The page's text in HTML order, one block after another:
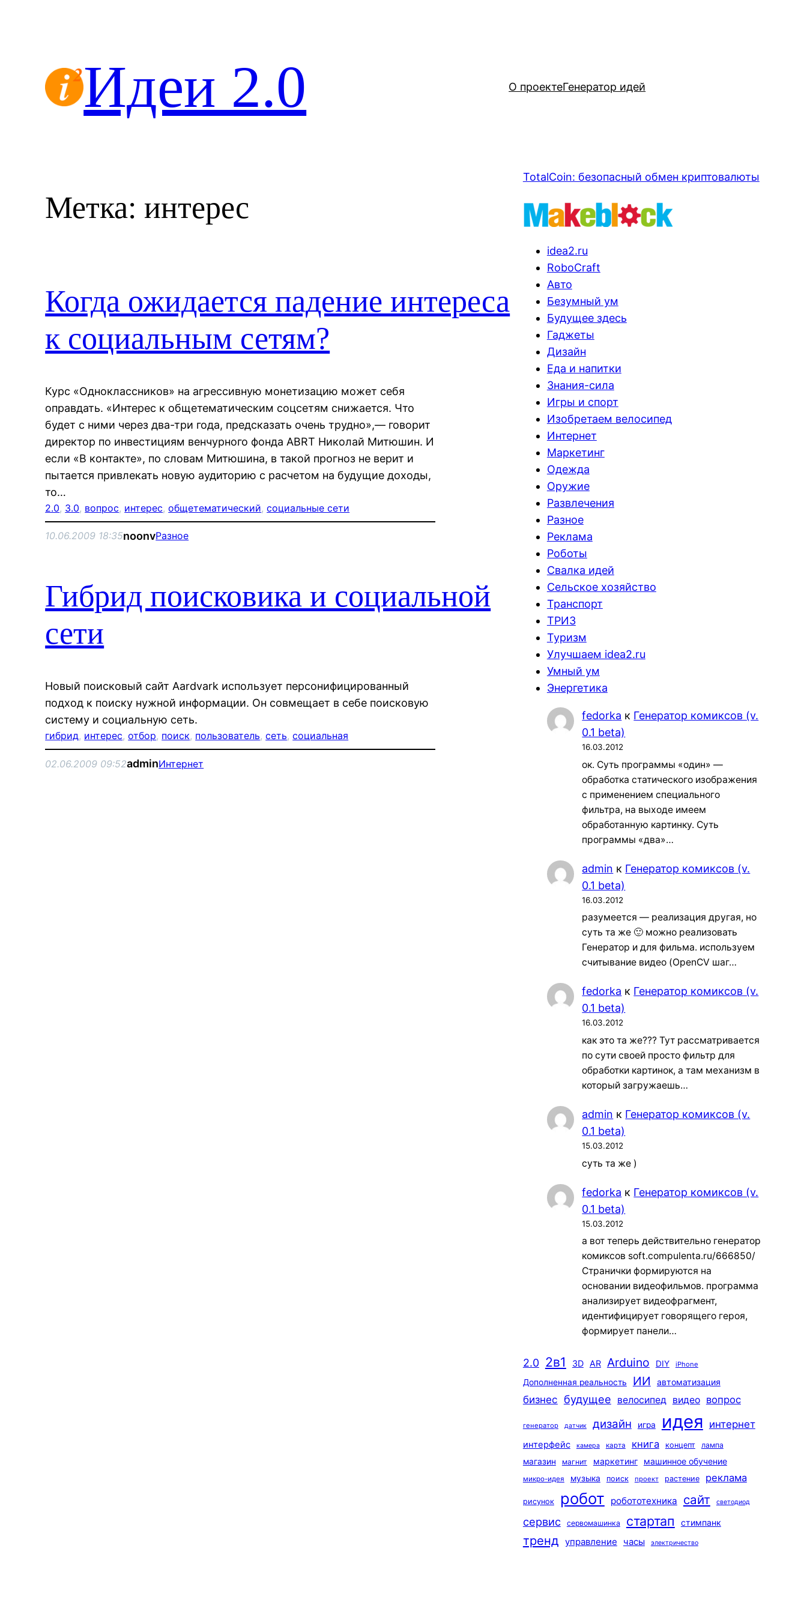
Идеи 2.0 О проектеГенератор идей
Метка: интерес
Когда ожидается падение интереса
к социальным сетям?
Курс «Одноклассников» на агрессивную монетизацию может себя
оправдать. «Интерес к общетематическим соцсетям снижается. Что
будет с ними через два-три года, предсказать очень трудно»,— говорит
директор по инвестициям венчурного фонда ABRT Николай Митюшин. И
если «В контакте», по словам Митюшина, в такой прогноз не верит и
пытается привлекать новую аудиторию с расчетом на будущие доходы,
то…
2.0, 3.0, вопрос, интерес, общетематический, социальные сети
10.06.2009 18:35noonvРазное
Гибрид поисковика и социальной
сети
Новый поисковый сайт Aardvark использует персонифицированный
подход к поиску нужной информации. Он совмещает в себе поисковую
систему и социальную сеть.
гибрид, интерес, отбор, поиск, пользователь, сеть, социальная
02.06.2009 09:52adminИнтернет
TotalCoin: безопасный обмен криптовалюты
idea2.ru
RoboCraft
Авто
Безумный ум
Будущее здесь
Гаджеты
Дизайн
Еда и напитки
Знания-сила
Игры и спорт
Изобретаем велосипед
Интернет
Маркетинг
Одежда
Оружие
Развлечения
Разное
Реклама
Роботы
Свалка идей
Сельское хозяйство
Транспорт
ТРИЗ
Туризм
Улучшаем idea2.ru
Умный ум
Энергетика
fedorka к Генератор комиксов (v.
0.1 beta)
16.03.2012
ок. Суть программы «один» —
обработка статического изображения
с применением специального
фильтра, на выходе имеем
обработанную картинку. Суть
программы «два»…
admin к Генератор комиксов (v.
0.1 beta)
16.03.2012
разумеется — реализация другая, но
суть та же 🙂 можно реализовать
Генератор и для фильма. используем
считывание видео (OpenCV шаг…
fedorka к Генератор комиксов (v.
0.1 beta)
16.03.2012
как это та же??? Тут рассматривается
по сути своей просто фильтр для
обработки картинок, а там механизм в
который загружаешь…
admin к Генератор комиксов (v.
0.1 beta)
15.03.2012
суть та же )
fedorka к Генератор комиксов (v.
0.1 beta)
15.03.2012
а вот теперь действительно генератор
комиксов soft.compulenta.ru/666850/
Странички формируются на
основании видеофильмов. программа
анализирует видеофрагмент,
идентифицирует говорящего героя,
формирует панели…
2.0 2в1 3D AR Arduino DIY iPhone
Дополненная реальность ИИ автоматизация
бизнес будущее велосипед видео вопрос
генератор датчик дизайн игра идея интернет
интерфейс камера карта книга концепт лампа
магазин магнит маркетинг машинное обучение
микро-идея музыка поиск проект растение реклама
рисунок робот робототехника сайт светодиод
сервис сервомашинка стартап стимпанк
тренд управление часы электричество